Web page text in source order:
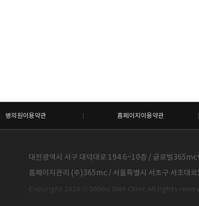
병의원이용약관 홈페이지이용약관
대전광역시 서구 대덕대로 194 6~10층 / 글로벌
홈페이지관리 (주)365mc / 서울특별시 서초구 서초